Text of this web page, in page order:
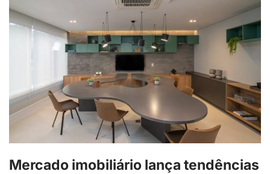
Mercado imobiliário lança tendências